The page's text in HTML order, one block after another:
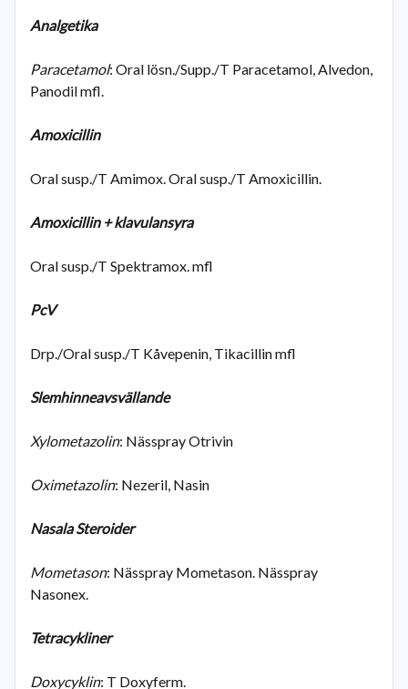
Analgetika
Paracetamol: Oral lösn./Supp./T Paracetamol, Alvedon,
Panodil mfl.
Amoxicillin
Oral susp./T Amimox. Oral susp./T Amoxicillin.
Amoxicillin + klavulansyra
Oral susp./T Spektramox. mfl
PcV
Drp./Oral susp./T Kåvepenin, Tikacillin mfl
Slemhinneavsvällande
Xylometazolin: Nässpray Otrivin
Oximetazolin: Nezeril, Nasin
Nasala Steroider
Mometason: Nässpray Mometason. Nässpray
Nasonex.
Tetracykliner
Doxycyklin: T Doxyferm.